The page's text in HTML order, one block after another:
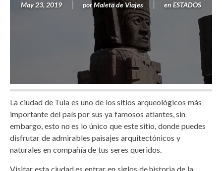
May 23, 2019 porMaleta de Viajes en ESTADOS
La ciudad de Tula es uno de los sitios arqueológicos más
importante del país por sus ya famosos atlantes, sin
embargo, esto no es lo único que este sitio, donde puedes
disfrutar de admirables paisajes arquitectónicos y
naturales en compañía de tus seres queridos.
Visitar esta ciudad es entrar en siglos de historia de la